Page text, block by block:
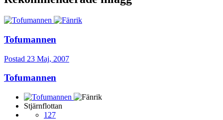
Tofumannen
Postad 23 Maj, 2007
Tofumannen
Stjärnflottan
127